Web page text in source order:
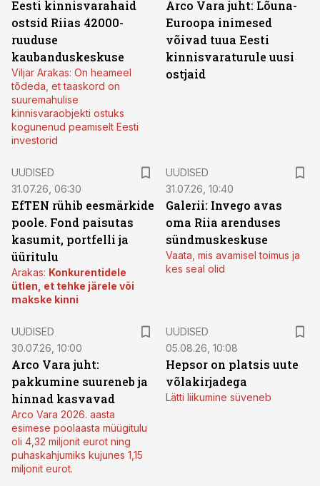
Eesti kinnisvarahaid
ostsid Riias 42000-
ruuduse
kaubanduskeskuse
Viljar Arakas: On heameel
tõdeda, et taaskord on
suuremahulise
kinnisvaraobjekti ostuks
kogunenud peamiselt Eesti
investorid
Arco Vara juht: Lõuna-
Euroopa inimesed
võivad tuua Eesti
kinnisvaraturule uusi
ostjaid
UUDISED
31.07.26, 06:30
EfTEN rühib eesmärkide
poole. Fond paisutas
kasumit, portfelli ja
üüritulu
Arakas: Konkurentidele
ütlen, et tehke järele või
makske kinni
UUDISED
31.07.26, 10:40
Galerii: Invego avas
oma Riia arenduses
sündmuskeskuse
Vaata, mis avamisel toimus ja
kes seal olid
UUDISED
30.07.26, 10:00
Arco Vara juht:
pakkumine suureneb ja
hinnad kasvavad
Arco Vara 2026. aasta
esimese poolaasta müügitulu
oli 4,32 miljonit eurot ning
puhaskahjumiks kujunes 1,15
miljonit eurot.
UUDISED
05.08.26, 10:08
Hepsor on platsis uute
võlakirjadega
Lätti liikumine süveneb